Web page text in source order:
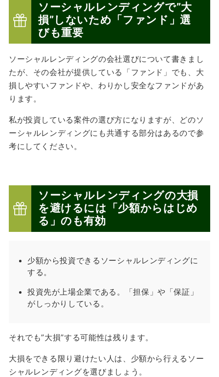
ソーシャルレンディングで”大
損”しないため「ファンド」選
びも重要
ソーシャルレンディングの会社選びについて書きまし
たが、その会社が提供している「ファンド」でも、大
損しやすいファンドや、わりかし安全なファンドがあ
ります。
私が投資している案件の選び方になりますが、どのソ
ーシャルレンディングにも共通する部分はあるので参
考にしてください。
ソーシャルレンディングの大損
を避けるには「少額からはじめ
る」のも有効
少額から投資できるソーシャルレンディングに
する。
投資先が上場企業である。「担保」や「保証」
がしっかりしている。
それでも”大損”する可能性は残ります。
大損をできる限り避けたい人は、少額から行えるソー
シャルレンディングを選びましょう。